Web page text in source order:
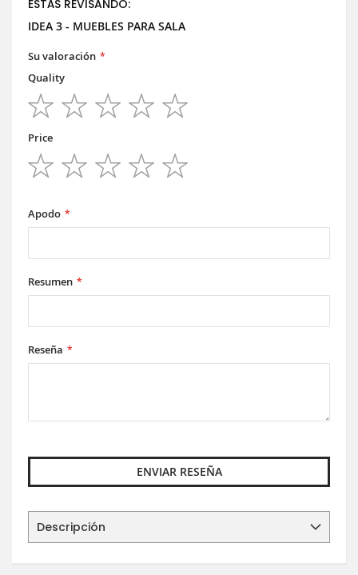
ESTÁS REVISANDO:
IDEA 3 - MUEBLES PARA SALA
Su valoración
Quality
star
stars
stars
stars
stars
Price
Apodo
Resumen
Reseña
ENVIAR RESEÑA
Descripción